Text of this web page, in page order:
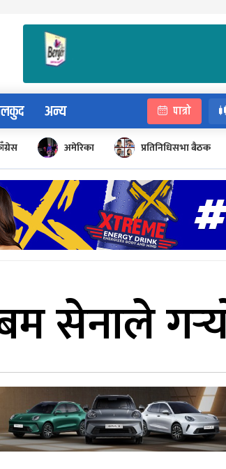
अन्य पात्रो
अमेरिका प्रतिनिधिसभा बैठक
सेनाले